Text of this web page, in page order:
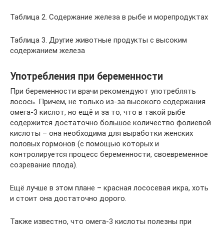
Таблица 2. Содержание железа в рыбе и морепродуктах
Таблица 3. Другие животные продукты с высоким
содержанием железа
Употребления при беременности
При беременности врачи рекомендуют употреблять
лосось. Причем, не только из-за высокого содержания
омега-3 кислот, но ещё и за то, что в такой рыбе
содержится достаточно большое количество фолиевой
кислоты – она необходима для выработки женских
половых гормонов (с помощью которых и
контролируется процесс беременности, своевременное
созревание плода).
Ещё лучше в этом плане – красная лососевая икра, хоть
и стоит она достаточно дорого.
Также известно, что омега-3 кислоты полезны при